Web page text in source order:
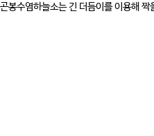
봉수염하늘소는 긴 더듬이를 이용해